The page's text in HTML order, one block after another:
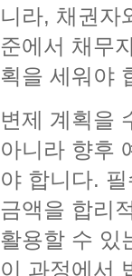
니라, 채권자
준에서 채무
획을 세워야
변제 계획을
아니라 향후
야 합니다.
금액을 합리
활용할 수 있
이 과정에서